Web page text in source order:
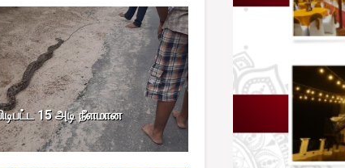
15 அடி நீளமான